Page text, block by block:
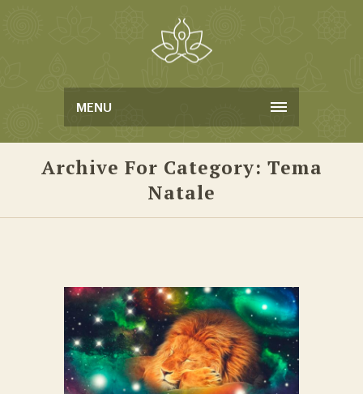
MENU
Archive For Category: Tema
Natale